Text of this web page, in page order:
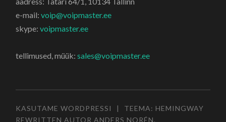
e-mail:voip@voipmaster.ee
skype:voipmaster.ee
tellimused, müük:sales@voipmaster.ee
KASUTAME WORDPRESSI |
TEEMA: HEMINGWAY
REWRITTEN AUTORANDERS NORÉN.